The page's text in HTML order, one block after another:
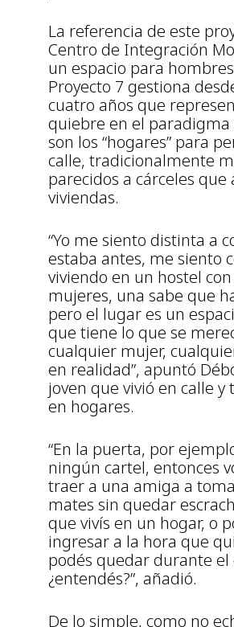
La referencia de este
Centro de Integración
un espacio para
Proyecto 7 gestiona
cuatro años que
quiebre en el paradigma
son los “hogares” para
calle, tradicionalmente
parecidos a cárceles que
viviendas.
“Yo me siento distinta a
estaba antes, me siento
viviendo en un hostel
mujeres, una sabe que
pero el lugar es un
que tiene lo que se
cualquier mujer,
en realidad”, apuntó
joven que vivió en calle y
en hogares.
“En la puerta, por
ningún cartel, entonces
traer a una amiga a
mates sin quedar
que vivís en un hogar, o
ingresar a la hora que
podés quedar durante el
¿entendés?”, añadió.
De lo simple, como no